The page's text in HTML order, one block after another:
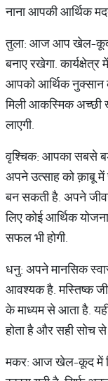
नाना आपकी आर्थिक
तुला: आज आप खेल-कूद
बनाए रखेगा.
आपको आर्थिक नुक्सान
मिली आकस्मिक अच्छी
लाएगी.
वृश्चिक: आपका सबसे
अपने उत्साह को क़ाबू में
बन सकती है. अपने
लिए कोई आर्थिक
सफल भी होगी.
धनु: अपने मानसिक
आवश्यक है. मस्तिष्क
के माध्यम से आता है.
होता है और सही सोच
मकर: आज खेल-कूद में